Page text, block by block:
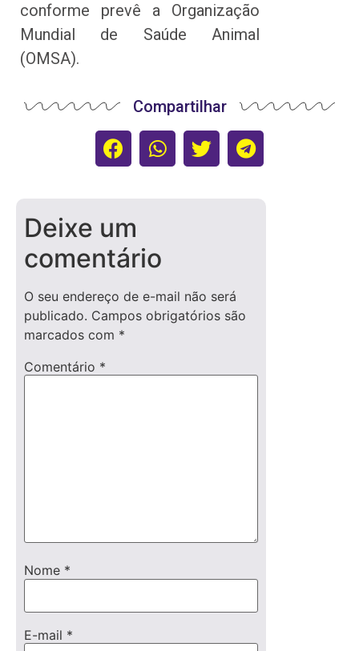
conforme prevê a Organização
Mundial de Saúde Animal
(OMSA).
Compartilhar
Deixe um
comentário
O seu endereço de e-mail não será
publicado. Campos obrigatórios são
marcados com *
Comentário *
Nome *
E-mail *